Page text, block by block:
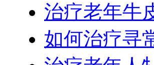
治疗老年牛
如何治疗寻